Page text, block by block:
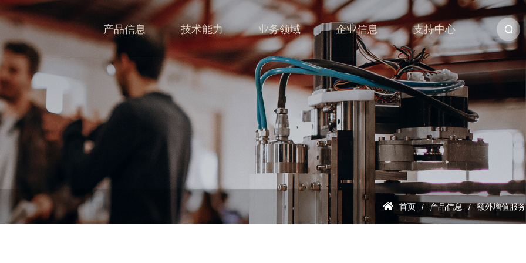
产品信息 技术能力 业务领域 企业信息 支持中心
首页 产品信息 额外增值服务